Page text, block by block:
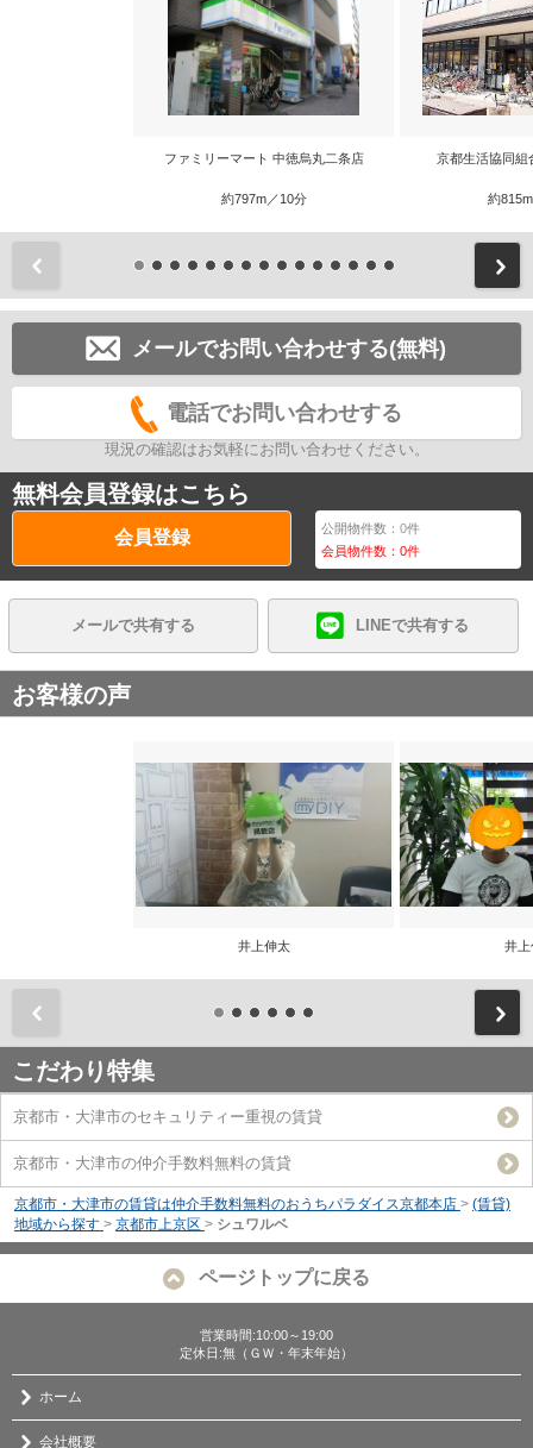
ファミリーマート 中徳烏丸二条店
約797m／10分
京都生活協同組
約
メールでお問い合わせする(無料)
電話でお問い合わせする
現況の確認はお気軽にお問い合わせください。
無料会員登録はこちら
会員登録 公開物件数：0件
会員物件数：0件
メールで共有する LINEで共有する
お客様の声
井上伸太 井上
こだわり特集
京都市・大津市のセキュリティー重視の賃貸
京都市・大津市の仲介手数料無料の賃貸
京都市・大津市の賃貸は仲介手数料無料のおうちパラダイス京都本店 > (賃貸)
地域から探す > 京都市上京区 > シュワルベ
ページトップに戻る
営業時間:10:00～19:00
定休日:無（ＧＷ・年末年始）
ホーム
会社概要